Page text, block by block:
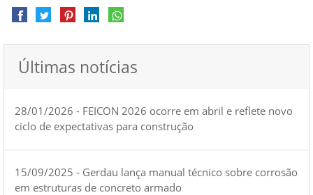
Últimas notícias
28/01/2026 - FEICON 2026 ocorre em abril e reflete novo
ciclo de expectativas para construção
15/09/2025 - Gerdau lança manual técnico sobre corrosão
em estruturas de concreto armado